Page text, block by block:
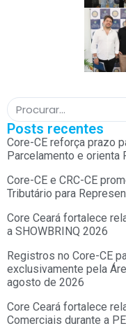
Posts recentes
Core-CE reforça prazo
Parcelamento e orienta
Core-CE e CRC-CE
Tributário para
Core Ceará fortalece
a SHOWBRINQ 2026
Registros no Core-CE
exclusivamente pela
agosto de 2026
Core Ceará fortalece
Comerciais durante a